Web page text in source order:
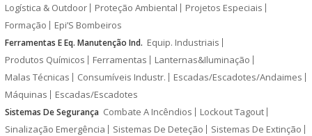
Logística & Outdoor
Proteção Ambiental
Projetos Especiais
Formação
Epi’S Bombeiros
Ferramentas E Eq. Manutenção Ind. Equip. Industriais
Produtos Químicos
Ferramentas
Lanternas&Iluminação
Malas Técnicas
Consumíveis Industr.
Escadas/Escadotes/Andaimes
Máquinas
Escadas/Escadotes
Sistemas De Segurança Combate A Incêndios
Lockout Tagout
Sinalização Emergência
Sistemas De Deteção
Sistemas De Extinção